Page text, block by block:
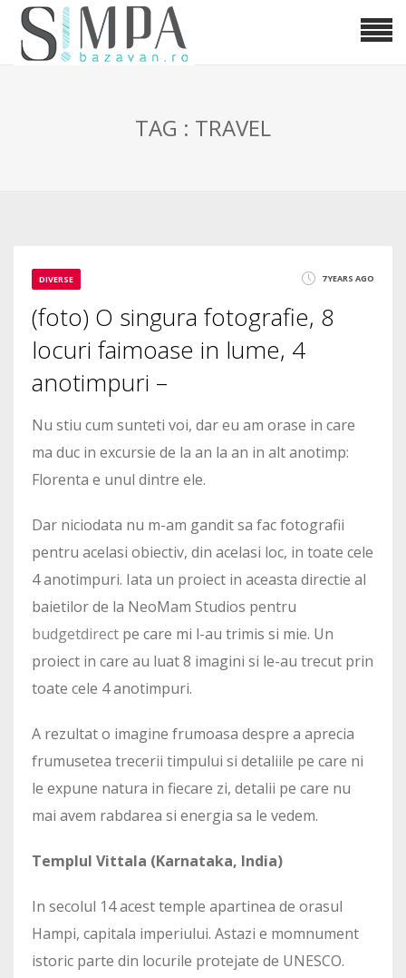
TAG : TRAVEL
DIVERSE 7 YEARS AGO
(foto) O singura fotografie, 8
locuri faimoase in lume, 4
anotimpuri –
Nu stiu cum sunteti voi, dar eu am orase in care
ma duc in excursie de la an la an in alt anotimp:
Florenta e unul dintre ele.
Dar niciodata nu m-am gandit sa fac fotografii
pentru acelasi obiectiv, din acelasi loc, in toate cele
4 anotimpuri. Iata un proiect in aceasta directie al
baietilor de la NeoMam Studios pentru
budgetdirect pe care mi l-au trimis si mie. Un
proiect in care au luat 8 imagini si le-au trecut prin
toate cele 4 anotimpuri.
A rezultat o imagine frumoasa despre a aprecia
frumusetea trecerii timpului si detaliile pe care ni
le expune natura in fiecare zi, detalii pe care nu
mai avem rabdarea si energia sa le vedem.
Templul Vittala (Karnataka, India)
In secolul 14 acest temple apartinea de orasul
Hampi, capitala imperiului. Astazi e momnument
istoric parte din locurile protejate de UNESCO.